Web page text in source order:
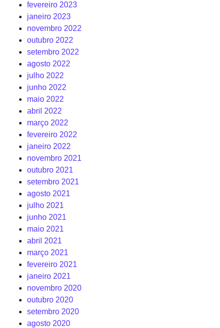
fevereiro 2023
janeiro 2023
novembro 2022
outubro 2022
setembro 2022
agosto 2022
julho 2022
junho 2022
maio 2022
abril 2022
março 2022
fevereiro 2022
janeiro 2022
novembro 2021
outubro 2021
setembro 2021
agosto 2021
julho 2021
junho 2021
maio 2021
abril 2021
março 2021
fevereiro 2021
janeiro 2021
novembro 2020
outubro 2020
setembro 2020
agosto 2020